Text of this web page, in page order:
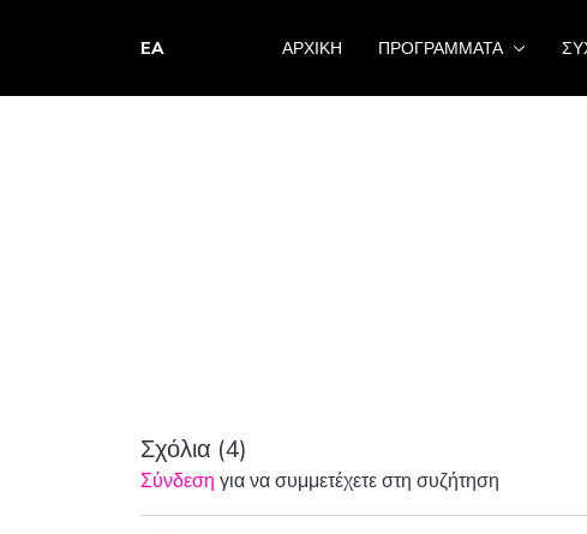
EA ΑΡΧΙΚΗ ΠΡΟΓΡΑΜΜΑΤΑ
Σχόλια (4)
Σύνδεση για να συμμετέχετε στη συζήτηση